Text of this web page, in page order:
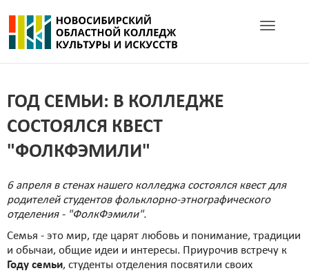
Toggle
ГОД СЕМЬИ: В КОЛЛЕДЖЕ
СОСТОЯЛСЯ КВЕСТ
"ФОЛКФЭМИЛИ"
6 апреля в стенах нашего колледжа состоялся квест для
родителей студентов фольклорно-этнографического
отделения - "ФолкФэмили".
Семья - это мир, где царят любовь и понимание, традиции
и обычаи, общие идеи и интересы. Приурочив встречу к
Году семьи, студенты отделения посвятили своих